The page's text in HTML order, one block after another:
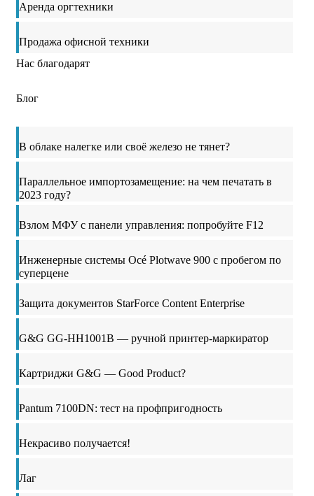
Аренда оргтехники
Продажа офисной техники
Нас благодарят
Блог
В облаке налегке или своё железо не тянет?
Параллельное импортозамещение: на чем печатать в
2023 году?
Взлом МФУ с панели управления: попробуйте F12
Инженерные системы Océ Plotwave 900 с пробегом по
суперцене
Защита документов StarForce Content Enterprise
G&G GG-HH1001B — ручной принтер-маркиратор
Картриджи G&G — Good Product?
Pantum 7100DN: тест на профпригодность
Некрасиво получается!
Лаг